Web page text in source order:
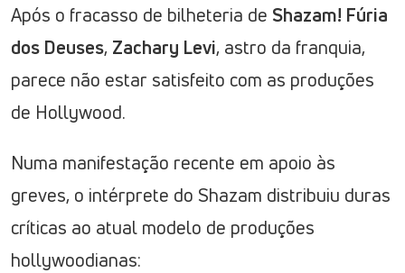
Após o fracasso de bilheteria de Shazam! Fúria
dos Deuses, Zachary Levi, astro da franquia,
parece não estar satisfeito com as produções
de Hollywood.
Numa manifestação recente em apoio às
greves, o intérprete do Shazam distribuiu duras
críticas ao atual modelo de produções
hollywoodianas: